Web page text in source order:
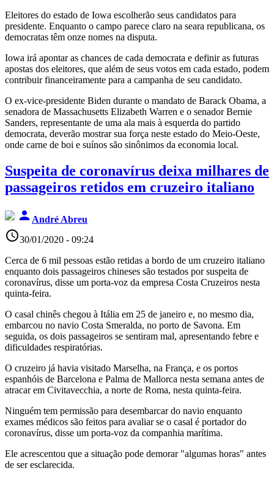
Eleitores do estado de Iowa escolherão seus candidatos para
presidente. Enquanto o campo parece claro na seara republicana, os
democratas têm onze nomes na disputa.
Iowa irá apontar as chances de cada democrata e definir as futuras
apostas dos eleitores, que além de seus votos em cada estado, podem
contribuir financeiramente para a campanha de seu candidato.
O ex-vice-presidente Biden durante o mandato de Barack Obama, a
senadora de Massachusetts Elizabeth Warren e o senador Bernie
Sanders, representante de uma ala mais à esquerda do partido
democrata, deverão mostrar sua força neste estado do Meio-Oeste,
onde carne de boi e suínos são sinônimos da economia local.
Suspeita de coronavírus deixa milhares de
passageiros retidos em cruzeiro italiano
person André Abreu
access_time30/01/2020 - 09:24
Cerca de 6 mil pessoas estão retidas a bordo de um cruzeiro italiano
enquanto dois passageiros chineses são testados por suspeita de
coronavírus, disse um porta-voz da empresa Costa Cruzeiros nesta
quinta-feira.
O casal chinês chegou à Itália em 25 de janeiro e, no mesmo dia,
embarcou no navio Costa Smeralda, no porto de Savona. Em
seguida, os dois passageiros se sentiram mal, apresentando febre e
dificuldades respiratórias.
O cruzeiro já havia visitado Marselha, na França, e os portos
espanhóis de Barcelona e Palma de Mallorca nesta semana antes de
atracar em Civitavecchia, a norte de Roma, nesta quinta-feira.
Ninguém tem permissão para desembarcar do navio enquanto
exames médicos são feitos para avaliar se o casal é portador do
coronavírus, disse um porta-voz da companhia marítima.
Ele acrescentou que a situação pode demorar "algumas horas" antes
de ser esclarecida.